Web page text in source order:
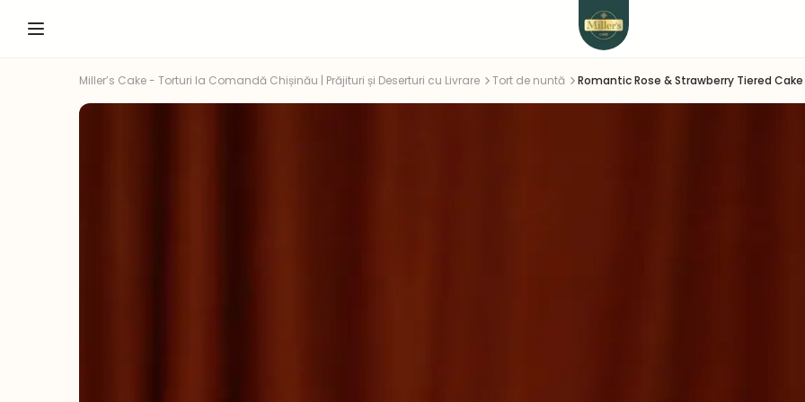
Miller’s Cake - Torturi la Comandă Chișinău | Prăjituri și Deserturi cu Livrare Tort de nuntă Romantic Rose & Strawberry Tiered Cake